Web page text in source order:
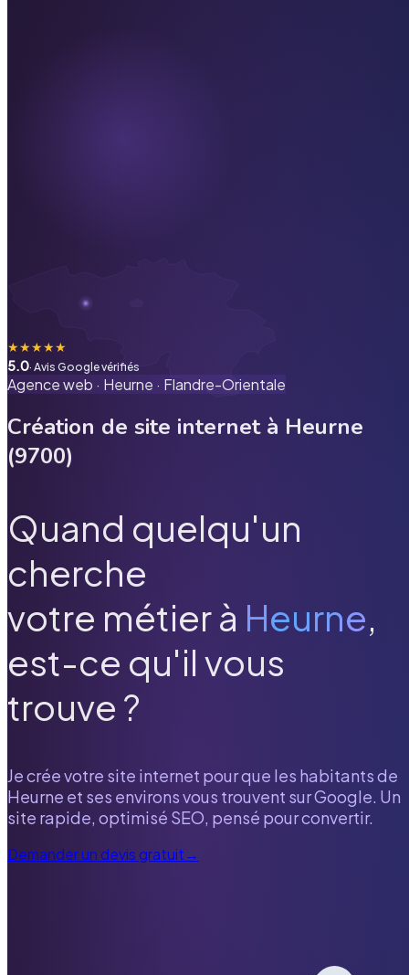
★★★★★
5.0· Avis Google vérifiés
Agence web · Heurne · Flandre-Orientale
Création de site internet à Heurne
(9700)
Quand quelqu'un
cherche
votre métier à Heurne,
est-ce qu'il vous
trouve ?
Je crée votre site internet pour que les habitants de
Heurne et ses environs vous trouvent sur Google. Un
site rapide, optimisé SEO, pensé pour convertir.
Demander un devis gratuit→